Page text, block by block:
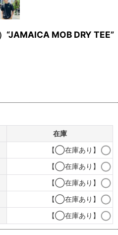
“JAMAICA MOB DRY TEE”
在庫
【◯在庫あり】
【◯在庫あり】
【◯在庫あり】
【◯在庫あり】
【◯在庫あり】